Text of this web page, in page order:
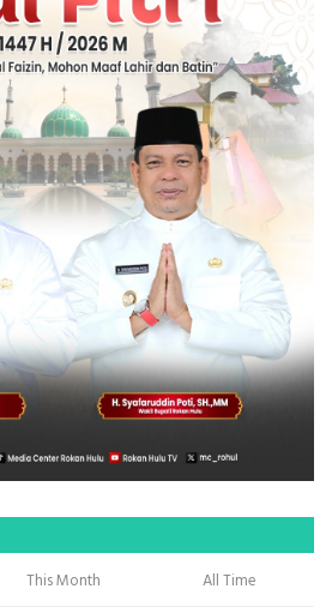
This Month All Time